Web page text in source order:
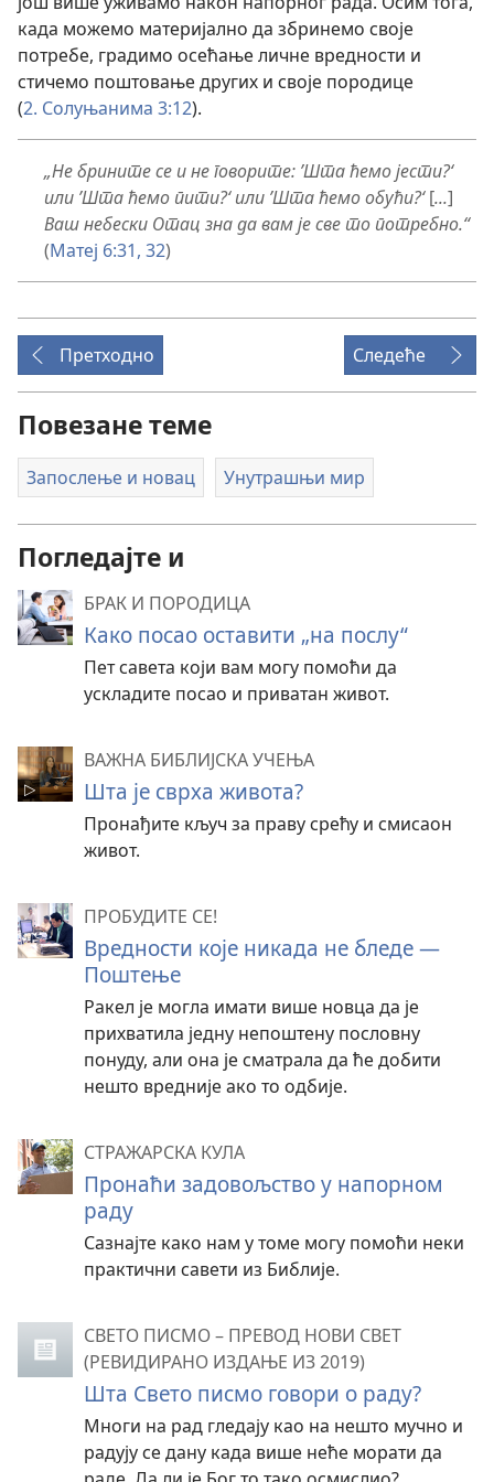
када можемо материјално да збринемо своје
потребе, градимо осећање личне вредности и
стичемо поштовање других и своје породице
(2. Солуњанима 3:12).
„Небрините се и не говорите: ’Шта ћемо јести?‘
или ’Шта ћемо пити?‘ или ’Шта ћемо обући?‘[...]
Ваш небески Отац зна да вам је све то потребно.“
(Матеј 6:31, 32)
Претходно Следеће
Повезане теме
Запослење и новац Унутрашњи мир
Погледајте и
БРАК И ПОРОДИЦА
Како посао оставити „на послу“
Пет савета који вам могу помоћи да
ускладите посао и приватан живот.
ВАЖНА БИБЛИЈСКА УЧЕЊА
Шта је сврха живота?
Пронађите кључ за праву срећу и смисаон
живот.
ПРОБУДИТЕ СЕ!
Вредности које никада не бледе —
Поштење
Ракел је могла имати више новца да је
прихватила једну непоштену пословну
понуду, али она је сматрала да ће добити
нешто вредније ако то одбије.
СТРАЖАРСКА КУЛА
Пронаћи задовољство у напорном
раду
Сазнајте како нам у томе могу помоћи неки
практични савети из Библије.
СВЕТО ПИСМО – ПРЕВОД НОВИ СВЕТ
(РЕВИДИРАНО ИЗДАЊЕ ИЗ 2019)
Шта Свето писмо говори о раду?
Многи на рад гледају као на нешто мучно и
радују се дану када више неће морати да